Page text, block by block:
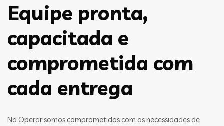
Equipe pronta,
capacitada e
comprometida com
cada entrega
Na Operar somos comprometidos com as necessidades de